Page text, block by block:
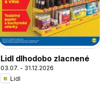
Lidl dlhodobo zlacnené
03.07. - 31.12.2026
Lidl